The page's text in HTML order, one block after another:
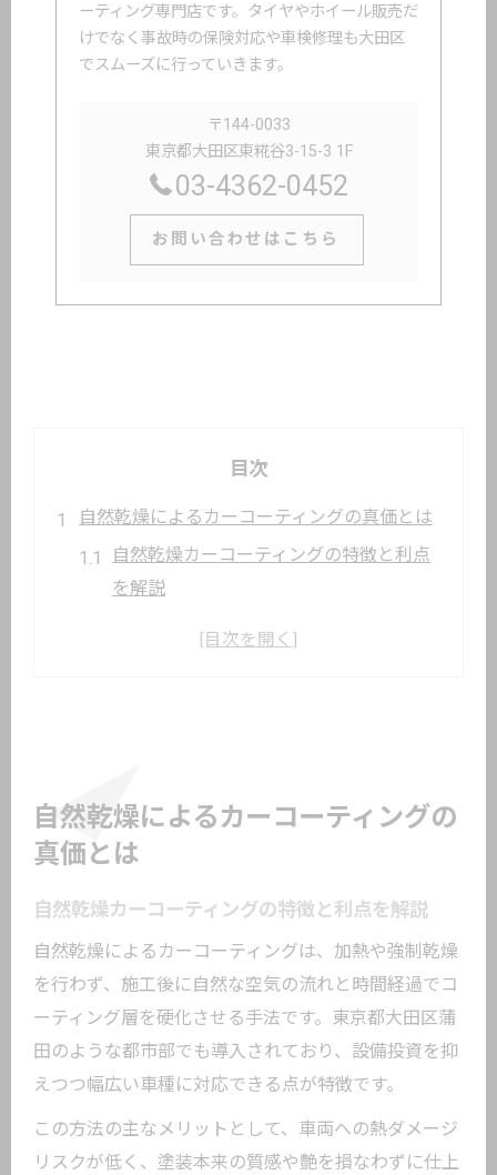
ーティング専門店です。タイヤやホイール販売だ
けでなく事故時の保険対応や車検修理も大田区
でスムーズに行っていきます。
〒144-0033
東京都大田区東糀谷3-15-3 1F
03-4362-0452
お問い合わせはこちら
目次
自然乾燥によるカーコーティングの真価とは
自然乾燥カーコーティングの特徴と利点
を解説
カーコーティングで耐久性と美観を両立
良の実態
カーコーティングの仕上がりが変わる理
カーコーティングを大田区蒲田で選ぶ際の注
意点
コーティング業者選びで失敗しない着眼
点とは
カーコーティングの価格帯と内容を比較
する方法
ガラスコーティング価格が異なる理由を
把握しよう
自然乾燥によるカーコーティングの
真価とは
自然乾燥カーコーティングの特徴と利点を解説
自然乾燥によるカーコーティングは、加熱や強制乾燥
を行わず、施工後に自然な空気の流れと時間経過でコ
ーティング層を硬化させる手法です。東京都大田区蒲
田のような都市部でも導入されており、設備投資を抑
えつつ幅広い車種に対応できる点が特徴です。
この方法の主なメリットとして、車両への熱ダメージ
リスクが低く、塗装本来の質感や艶を損なわずに仕上